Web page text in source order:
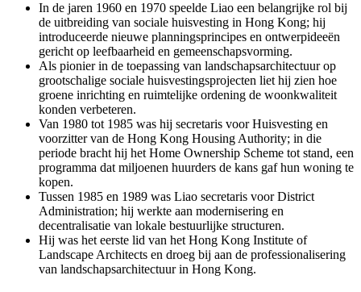
In de jaren 1960 en 1970 speelde Liao een belangrijke rol bij
de uitbreiding van sociale huisvesting in Hong Kong; hij
introduceerde nieuwe planningsprincipes en ontwerpideeën
gericht op leefbaarheid en gemeenschapsvorming.
Als pionier in de toepassing van landschapsarchitectuur op
grootschalige sociale huisvestingsprojecten liet hij zien hoe
groene inrichting en ruimtelijke ordening de woonkwaliteit
konden verbeteren.
Van 1980 tot 1985 was hij secretaris voor Huisvesting en
voorzitter van de Hong Kong Housing Authority; in die
periode bracht hij het Home Ownership Scheme tot stand, een
programma dat miljoenen huurders de kans gaf hun woning te
kopen.
Tussen 1985 en 1989 was Liao secretaris voor District
Administration; hij werkte aan modernisering en
decentralisatie van lokale bestuurlijke structuren.
Hij was het eerste lid van het Hong Kong Institute of
Landscape Architects en droeg bij aan de professionalisering
van landschapsarchitectuur in Hong Kong.